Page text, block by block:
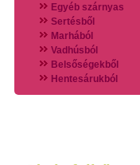
Egyéb szárnyas
Sertésből
Marhából
Vadhúsból
Belsőségekből
Hentesárukból
Vadszárnyasokból